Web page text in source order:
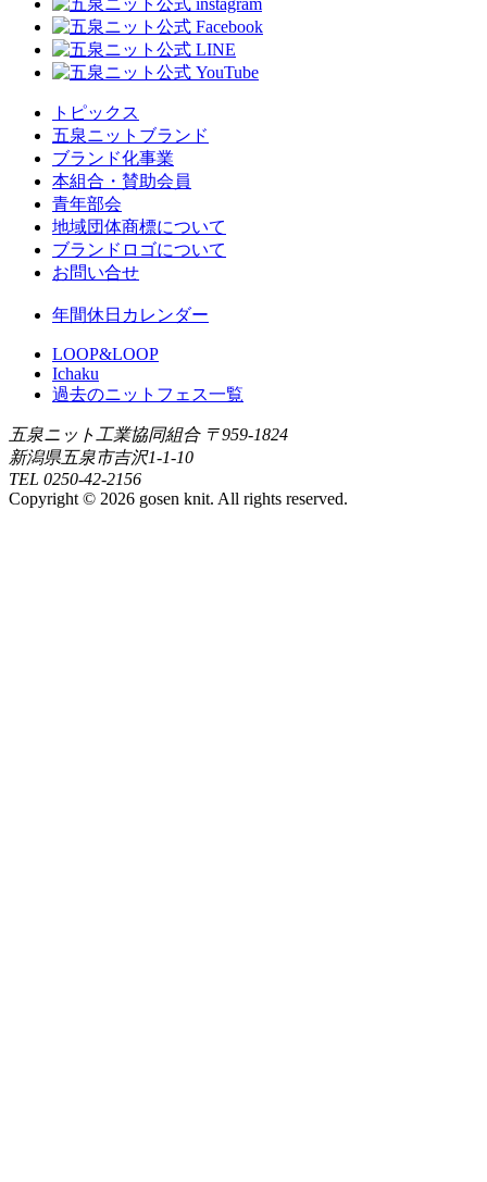
トピックス
五泉ニットブランド
ブランド化事業
本組合・賛助会員
青年部会
地域団体商標について
ブランドロゴについて
お問い合せ
年間休日カレンダー
LOOP&LOOP
Ichaku
過去のニットフェス一覧
五泉ニット工業協同組合 〒959-1824
新潟県五泉市吉沢1-1-10
TEL 0250-42-2156
Copyright © 2026 gosen knit. All rights reserved.